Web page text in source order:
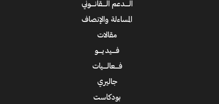
الــــدعم الــــقانــــوني
المساءلة والإنصاف
مقالات
فــــيديــــو
فــــعالــــيات
جاليري
بودكاست